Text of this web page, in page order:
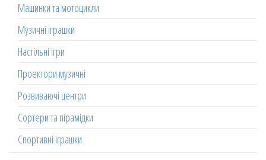
Машинки та мотоцикли
Музичні іграшки
Настільні ігри
Проектори музичні
Розвиваючі центри
Сортери та пірамідки
Спортивні іграшки